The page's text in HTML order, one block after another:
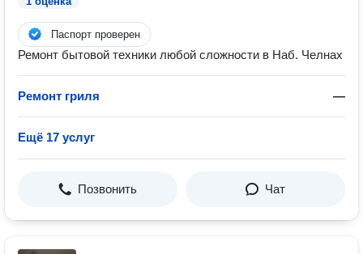
Паспорт проверен
Ремонт бытовой техники любой сложности в Наб. Челнах
Ремонт гриля —
Ещё 17 услуг
Позвонить Чат